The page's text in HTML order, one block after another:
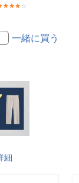
一緒に買う
細